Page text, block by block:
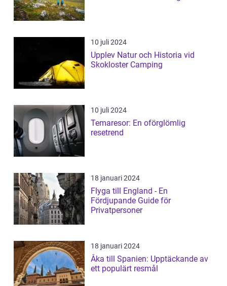
10 juli 2024
Upplev Natur och Historia vid
Skokloster Camping
10 juli 2024
Temaresor: En oförglömlig
resetrend
18 januari 2024
Flyga till England - En
Fördjupande Guide för
Privatpersoner
18 januari 2024
Åka till Spanien: Upptäckande av
ett populärt resmål